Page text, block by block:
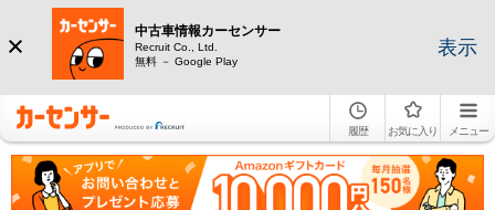
中古車情報カーセンサー
Recruit Co., Ltd.
無料 － Google Play
表示
履歴 お気に入り メニュー